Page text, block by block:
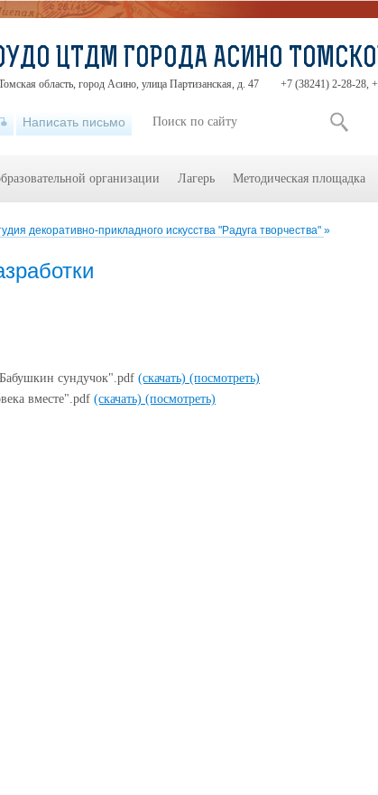
декоративно-прикладного искусства "Радуга творчества" »
сундучок".pdf (скачать) (посмотреть)
вместе".pdf (скачать) (посмотреть)
ЦТДМ ГОРОДА АСИНО
область, город Асино, улица Партизанская, д. 47 +7 (38241) 2-28-28,
Написать письмо
организации Лагерь Методическая площадка